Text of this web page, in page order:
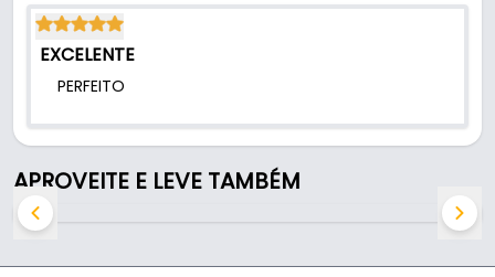
EXCELENTE
PERFEITO
APROVEITE E LEVE TAMBÉM